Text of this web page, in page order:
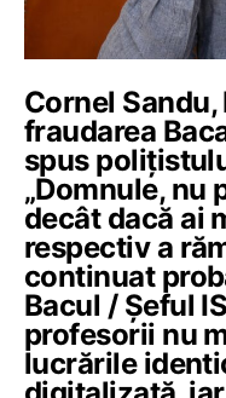
Cornel Sandu,
fraudarea
spus
„Domnule, nu
decât dacă ai
respectiv a
continuat
Bacul / Șeful
profesorii nu
lucrările